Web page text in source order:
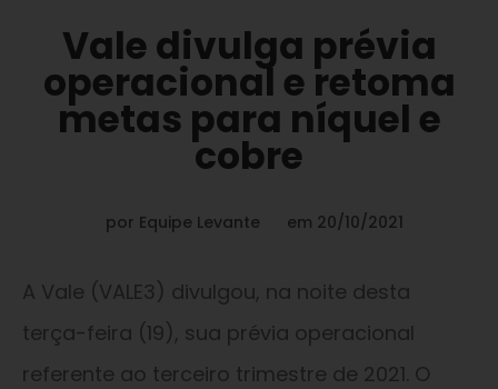
Vale divulga prévia
operacional e retoma
metas para níquel e
cobre
por Equipe Levante em 20/10/2021
A Vale (VALE3) divulgou, na noite desta
terça-feira (19), sua prévia operacional
referente ao terceiro trimestre de 2021. O